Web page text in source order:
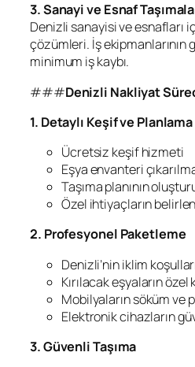
3. Sanayi ve Esnaf
Denizli sanayisi ve esnafları
çözümleri. İş ekipmanlarının
minimum iş kaybı.
###Denizli Nakliyat
1. Detaylı Keşif ve Planlama
Ücretsiz keşif hizmeti
Eşya envanteri
Taşıma planının
Özel ihtiyaçların
2. Profesyonel Paketleme
Denizli’nin iklim
Kırılacak eşyaların özel
Mobilyaların söküm ve
Elektronik cihazların
3. Güvenli Taşıma